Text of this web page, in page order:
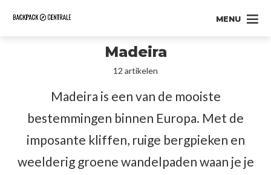
MENU
Madeira
12 artikelen
Madeira is een van de mooiste
bestemmingen binnen Europa. Met de
imposante kliffen, ruige bergpieken en
weelderig groene wandelpaden waan je je